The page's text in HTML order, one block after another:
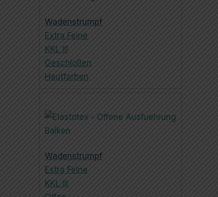
Wadenstrumpf
Extra Feine
KKL III
Geschloßen
Hautfarben
Wadenstrumpf
Extra Feine
KKL III